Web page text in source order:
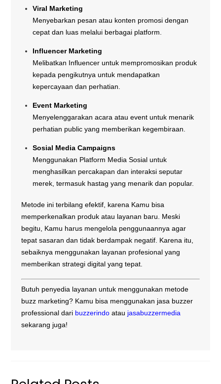
Viral Marketing
Menyebarkan pesan atau konten promosi dengan
cepat dan luas melalui berbagai platform.
Influencer Marketing
Melibatkan Influencer untuk mempromosikan produk
kepada pengikutnya untuk mendapatkan
kepercayaan dan perhatian.
Event Marketing
Menyelenggarakan acara atau event untuk menarik
perhatian public yang memberikan kegembiraan.
Sosial Media Campaigns
Menggunakan Platform Media Sosial untuk
menghasilkan percakapan dan interaksi seputar
merek, termasuk hastag yang menarik dan popular.
Metode ini terbilang efektif, karena Kamu bisa
memperkenalkan produk atau layanan baru. Meski
begitu, Kamu harus mengelola penggunaannya agar
tepat sasaran dan tidak berdampak negatif. Karena itu,
sebaiknya menggunakan layanan profesional yang
memberikan strategi digital yang tepat.
Butuh penyedia layanan untuk menggunakan metode
buzz marketing? Kamu bisa menggunakan jasa buzzer
professional dari buzzerindo atau jasabuzzermedia
sekarang juga!